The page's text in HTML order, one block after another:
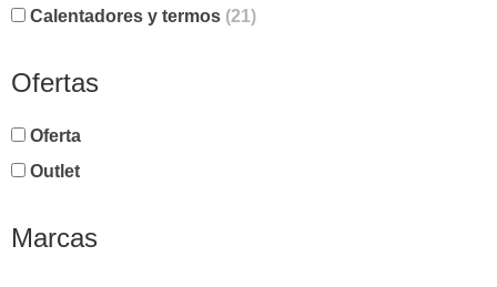
Calentadores y termos (21)
Ofertas
Oferta
Outlet
Marcas